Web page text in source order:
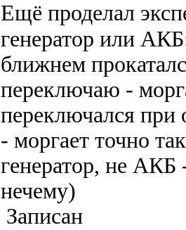
Ещё проделал
генератор или
ближнем
переключаю -
переключался
- моргает точно
генератор, не АКБ
нечему)
Записан